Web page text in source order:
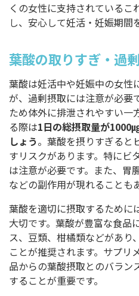
くの女性に支持されているこ
し、安心して妊活・妊娠期間
葉酸の取りすぎ・過
葉酸は妊活中や妊娠中の女性
が、過剰摂取には注意が必要
ため体外に排泄されやすい一
る際は1日の総摂取量が1000
しょう。葉酸を摂りすぎると
すリスクがあります。特にビ
は注意が必要です。また、胃
などの副作用が現れることも
葉酸を適切に摂取するために
大切です。葉酸が豊富な食品
ス、豆類、柑橘類などがあり
ことが推奨されます。サプリ
品からの葉酸摂取とのバラン
することが重要です。